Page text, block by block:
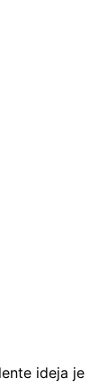
ideja je